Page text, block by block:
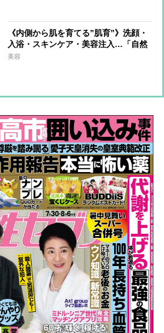
《内側から肌を育てる”肌育”》洗顔・
入浴・スキンケア・美容注入…「自然
な美しさ」をコツコツ育む方法を美の
美容